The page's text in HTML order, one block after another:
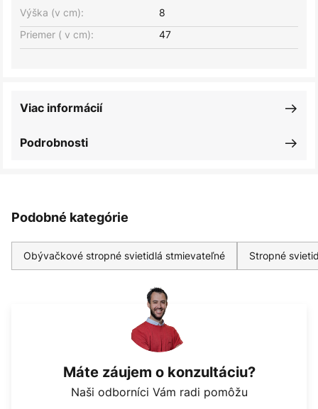
Výška (v cm):
8
Priemer ( v cm):
47
Podrobnosti
Viac informácií
Podobné kategórie
Obývačkové stropné svietidlá stmievateľné Stropné
Máte záujem o konzultáciu?
Naši odborníci Vám radi pomôžu